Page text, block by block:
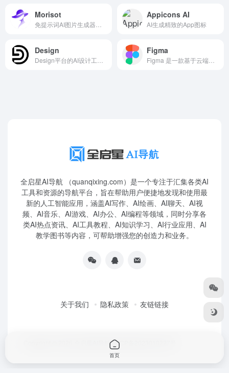
Morisot Appicons AI
AI生成精致的App图标
Design Figma
全启星AI导航 （quanqixing.com）是一个专注于汇集各类AI
工具和资源的导航平台，旨在帮助用户便捷地发现和使用最
新的人工智能应用，涵盖AI写作、AI绘画、AI聊天、AI视
频、AI音乐、AI游戏、AI办公、AI编程等领域，同时分享各
类AI热点资讯、AI工具教程、AI知识学习、AI行业应用、AI
教学图书等内容，可帮助增强您的创造力和业务。
关于我们 隐私政策 友链链接
全启星AI导航鲁ICP备2023010227号
首页